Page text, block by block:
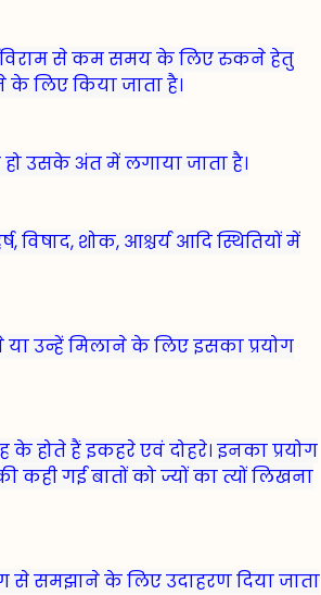
से कम समय के लिए रुकने हेतु
लिए किया जाता है।
उसके अंत में लगाया जाता है।
विषाद, शोक, आश्चर्य आदि स्थितियों में
उन्हें मिलाने के लिए इसका प्रयोग
के होते हैं इकहरे एवं दोहरे। इनका प्रयोग
कही गई बातों को ज्यों का त्यों लिखना
समझाने के लिए उदाहरण दिया जाता